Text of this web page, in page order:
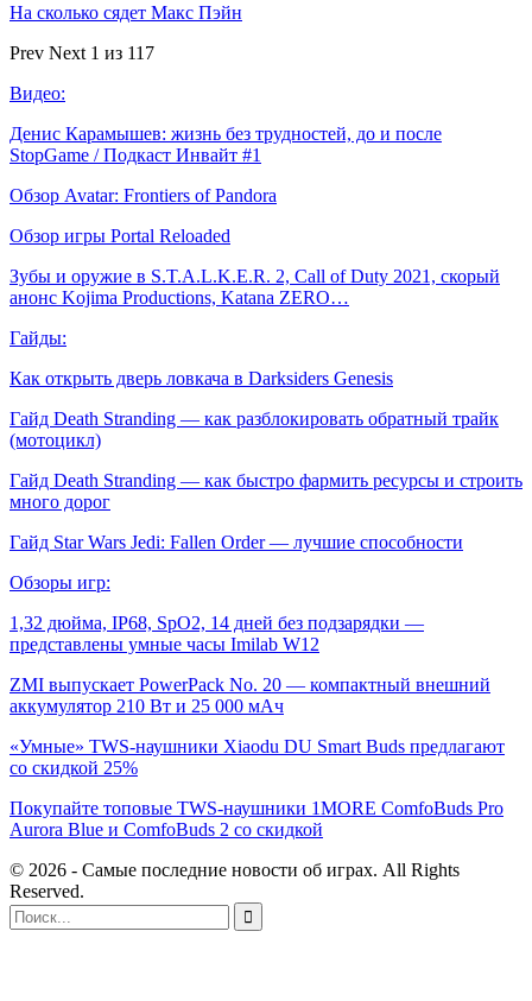
На сколько сядет Макс Пэйн
Prev Next 1 из 117
Видео:
Денис Карамышев: жизнь без трудностей, до и после
StopGame / Подкаст Инвайт #1
Обзор Avatar: Frontiers of Pandora
Обзор игры Portal Reloaded
Зубы и оружие в S.T.A.L.K.E.R. 2, Call of Duty 2021, скорый
анонс Kojima Productions, Katana ZERO…
Гайды:
Как открыть дверь ловкача в Darksiders Genesis
Гайд Death Stranding — как разблокировать обратный трайк
(мотоцикл)
Гайд Death Stranding — как быстро фармить ресурсы и строить
много дорог
Гайд Star Wars Jedi: Fallen Order — лучшие способности
Обзоры игр:
1,32 дюйма, IP68, SpO2, 14 дней без подзарядки —
представлены умные часы Imilab W12
ZMI выпускает PowerPack No. 20 — компактный внешний
аккумулятор 210 Вт и 25 000 мАч
«Умные» TWS-наушники Xiaodu DU Smart Buds предлагают
со скидкой 25%
Покупайте топовые TWS-наушники 1MORE ComfoBuds Pro
Aurora Blue и ComfoBuds 2 со скидкой
© 2026 - Самые последние новости об играх. All Rights
Reserved.